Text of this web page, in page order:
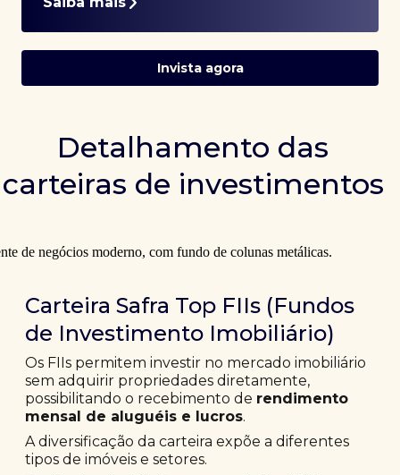
Invista agora
Detalhamento das
carteiras de investimentos
Carteira Safra Top FIIs (Fundos
de Investimento Imobiliário)
Os FIIs permitem investir no mercado imobiliário
sem adquirir propriedades diretamente,
possibilitando o recebimento de rendimento
mensal de aluguéis e lucros.
A diversificação da carteira expõe a diferentes
tipos de imóveis e setores.